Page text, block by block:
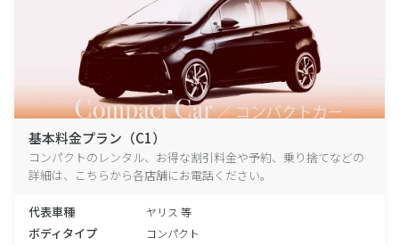
基本料金プラン（C1）
コンパクトのレンタル、お得な割引料金や予約、乗り捨てなどの
詳細は、こちらから各店舗にお電話ください。
代表車種 ヤリス 等
ボディタイプ コンパクト